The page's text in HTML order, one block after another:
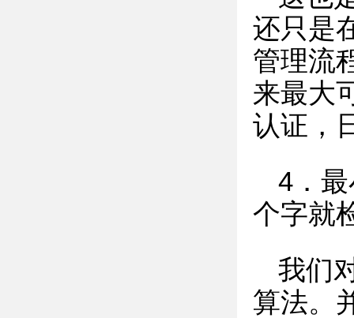
还只是
管理流
来最大
认证，
4．
个字就
我们
算法。